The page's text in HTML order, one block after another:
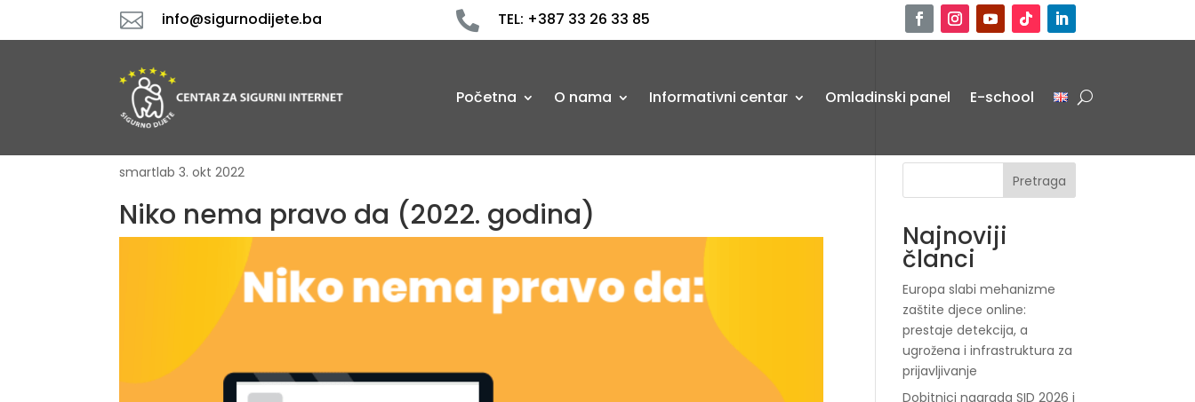
 info@sigurnodijete.ba  TEL: +387 33 26 33 85
Početna O nama Informativni centar Omladinski panel E-school
smartlab 3. okt 2022
Niko nema pravo da (2022. godina)
Pretraga
Najnoviji
članci
Europa slabi mehanizme
zaštite djece online:
prestaje detekcija, a
ugrožena i infrastruktura za
prijavljivanje
Dobitnici nagrada SID 2026 i